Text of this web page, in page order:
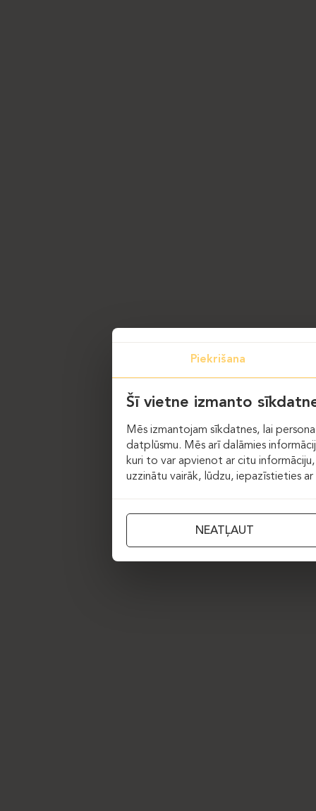
Piekrišana
Šī vietne izmanto
Mēs izmantojam sīkdatnes, lai
datplūsmu. Mēs arī dalāmies
kuri to var apvienot ar citu
uzzinātu vairāk, lūdzu, iepazīstieties
NEATĻAUT